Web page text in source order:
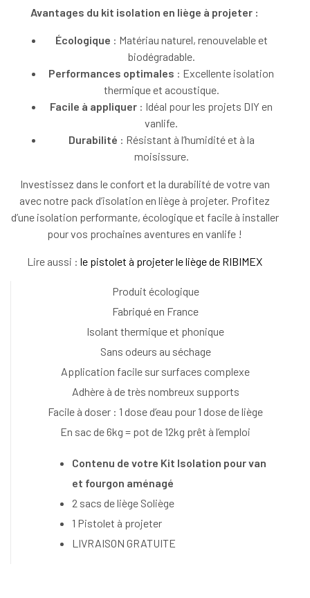
Avantages du kit isolation en liège à projeter :
Écologique : Matériau naturel, renouvelable et
biodégradable.
Performances optimales : Excellente isolation
thermique et acoustique.
Facile à appliquer : Idéal pour les projets DIY en
vanlife.
Durabilité : Résistant à l’humidité et à la
moisissure.
Investissez dans le confort et la durabilité de votre van
avec notre pack d’isolation en liège à projeter. Profitez
d’une isolation performante, écologique et facile à installer
pour vos prochaines aventures en vanlife !
Lire aussi : le pistolet à projeter le liège de RIBIMEX
Produit écologique
Fabriqué en France
Isolant thermique et phonique
Sans odeurs au séchage
Application facile sur surfaces complexe
Adhère à de très nombreux supports
Facile à doser : 1 dose d’eau pour 1 dose de liège
En sac de 6kg = pot de 12kg prêt à l’emploi
Contenu de votre Kit Isolation pour van
et fourgon aménagé
2 sacs de liège Soliège
1 Pistolet à projeter
LIVRAISON GRATUITE